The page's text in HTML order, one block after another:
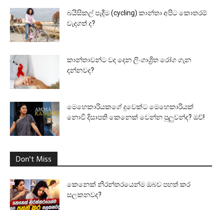
බයිසිකල් පැදීම (cycling) කාන්තා අපිට කොතරම්
වැදගත් ද?
කාන්තාවන්ට වද දෙන ලිංගාශ්‍රිත රෝග ගැන
දන්නවද?
මෙහෙකාරියකගේ දුවෙක්ට මෙහෙකාරියක්
නොවී දිසාපති කෙනෙක් වෙන්න පුලුවන්ද? ඔව්!
Don't Miss
කෙනෙක් නිරන්තරයෙන්ම ඔබව පහත් කර
සලකනවද?